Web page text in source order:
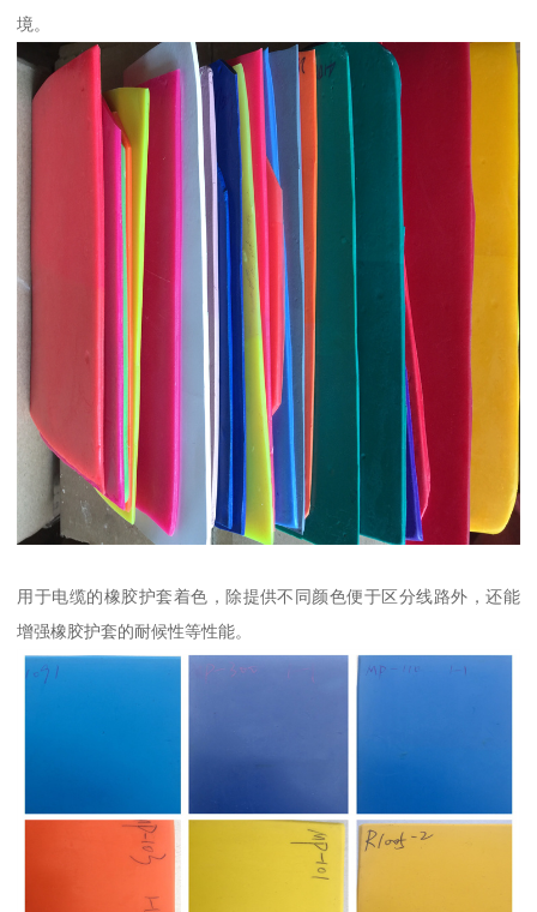
境。
用于电缆的橡胶护套着色，除提供不同颜色便于区分线路外，还能
增强橡胶护套的耐候性等性能。